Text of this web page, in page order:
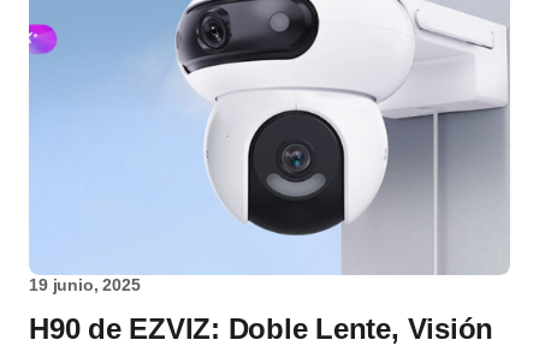
19 junio, 2025
H90 de EZVIZ: Doble Lente, Visión